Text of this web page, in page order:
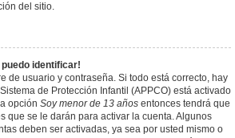
del sitio.
puedo identificar!
de usuario y contraseña. Si todo está correcto, hay
de Protección Infantil (APPCO) está activado
opción Soy menor de 13 años entonces tendrá que
que se le darán para activar la cuenta. Algunos
deben ser activadas, ya sea por usted mismo o